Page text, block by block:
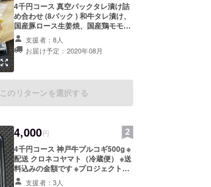
4千円コース 真空パックタレ漬け詰
め合わせ (8パック ) 和牛タレ漬け、
国産豚ロース生姜焼、国産鶏モモバ
ジル ※配送 クロネコヤマト（冷蔵
便） ※送料込みの金額です ※プロ
ジェクト終了後に順次発送します。
支援者：8人
お届け予定：2020年08月
このリターンを選択する
4,000円
4千円コース 神戸牛プルコギ500g ※
配送 クロネコヤマト（冷蔵便） ※送
料込みの金額です ※プロジェクト終
了後に順次発送します。
支援者：3人